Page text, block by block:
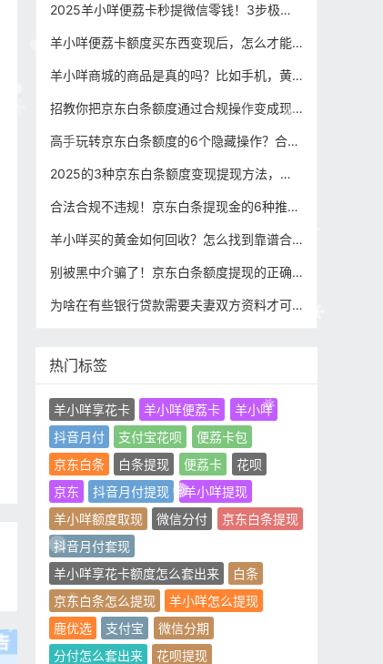
2025羊小咩便荔卡秒提微信零钱！3步极速到账攻略
羊小咩便荔卡额度买东西变现后，怎么才能提前结清？（合规提现攻略）
羊小咩商城的商品是真的吗？比如手机，黄金，买了变现提现出来怎么弄，合规攻略分享
招教你把京东白条额度通过合规操作变成现金流，适合不同信用等级用户
高手玩转京东白条额度的6个隐藏操作？合规操作提现资金周转不求人（内附闭坑指南）
2025的3种京东白条额度变现提现方法，哪个最适合你？看完这篇就知道
合法合规不违规！京东白条提现金的6种推荐方式+避雷提醒
羊小咩买的黄金如何回收？怎么找到靠谱合规的商家（攻略分享）
别被黑中介骗了！京东白条额度提现的正确姿势在这里！（合规操作，远离非法套现）
为啥在有些银行贷款需要夫妻双方资料才可以？有些银行却不用？（金融贷款专业知识讲解）
热门标签
羊小咩享花卡 羊小咩便荔卡
羊小咩
抖音月付
支付宝花呗
便荔卡包
京东白条
白条提现 便荔卡
花呗
京东
抖音月付提现
羊小咩提现
羊小咩额度取现
微信分付
京东白条提现
抖音月付套现
羊小咩享花卡额度怎么套出来
白条
京东白条怎么提现
羊小咩怎么提现
鹿优选
支付宝
微信分期
分付怎么套出来
花呗提现